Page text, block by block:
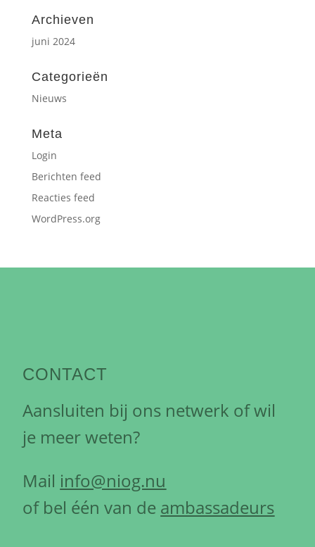
Archieven
juni 2024
Categorieën
Nieuws
Meta
Login
Berichten feed
Reacties feed
WordPress.org
CONTACT
Aansluiten bij ons netwerk of wil
je meer weten?
Mail info@niog.nu
of bel één van de ambassadeurs